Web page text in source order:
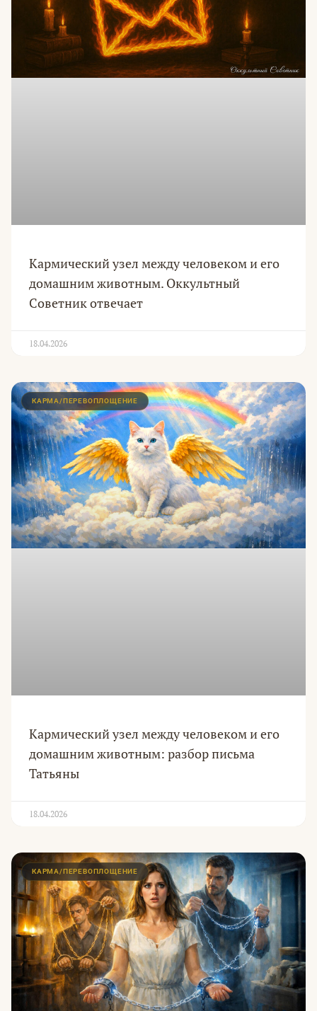
Кармический узел между человеком и его
домашним животным. Оккультный
Советник отвечает
18.04.2026
КАРМА/ПЕРЕВОПЛОЩЕНИЕ
Кармический узел между человеком и его
домашним животным: разбор письма
Татьяны
18.04.2026
КАРМА/ПЕРЕВОПЛОЩЕНИЕ